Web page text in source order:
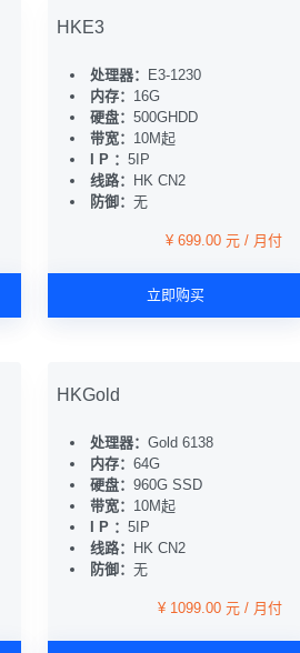
HKE3
处理器：
E3-1230
内存： 16G
硬盘： 500GHDD
带宽： 10M起
I P ： 5IP
线路：
HK CN2
防御： 无
¥ 699.00 元 / 月付
立即购买
HKGold
处理器： Gold 6138
内存： 64G
硬盘： 960G SSD
带宽： 10M起
I P ： 5IP
线路：
HK CN2
防御： 无
¥ 1099.00 元 / 月付